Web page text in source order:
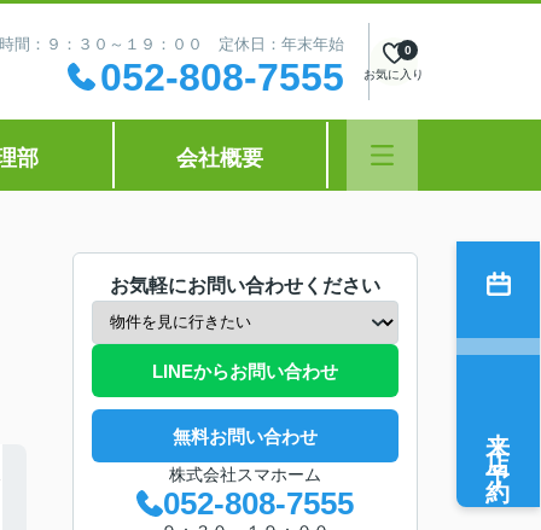
間：９：３０～１９：００ 定休日：年末年始
052-808-7555 お気に入り
0
部 会社概要
お気軽にお問い合わせください
LINEからお問い合わせ
無料お問い合わせ
株式会社スマホーム
052-808-7555
来店予約